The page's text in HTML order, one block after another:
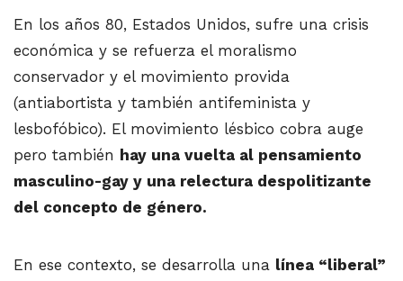
En los años 80, Estados Unidos, sufre una crisis
económica y se refuerza el moralismo
conservador y el movimiento provida
(antiabortista y también antifeminista y
lesbofóbico). El movimiento lésbico cobra auge
pero también hay una vuelta al pensamiento
masculino-gay y una relectura despolitizante
del concepto de género.
En ese contexto, se desarrolla una línea “liberal”